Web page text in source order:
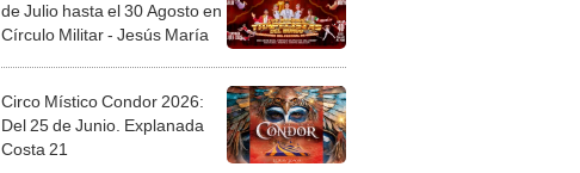
de Julio hasta el 30 Agosto en
Círculo Militar - Jesús María
Circo Místico Condor 2026:
Del 25 de Junio. Explanada
Costa 21